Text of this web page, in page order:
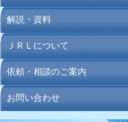
解説・資料
ＪＲＬについて
依頼・相談のご案内
お問い合わせ